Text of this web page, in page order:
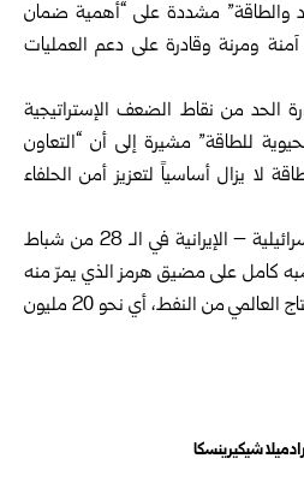
والطاقة” مشددة على “أهمية ضمان
ومرنة وقادرة على دعم العمليات
الحد من نقاط الضعف الإستراتيجية
للطاقة” مشيرة إلى أن “التعاون
لا يزال أساسياً لتعزيز أمن الحلفاء
ومنذ بدء الحرب الأمريكية الإسرائيلية – الإيرانية في الـ 28 من شباط
كامل على مضيق هرمز الذي ‏يمرّ منه
في الظروف العادية خُمس الإنتاج العالمي من النفط، أي ‏نحو 20 مليون
رادميلا شيكيرينسكا